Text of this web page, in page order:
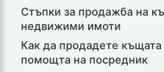
Стъпки за продажба на
недвижими имоти
Как да продадете къщата
помощта на посредник